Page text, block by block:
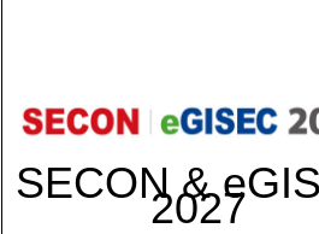
SECON &
2027